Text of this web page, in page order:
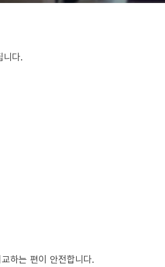
니다.
하는 편이 안전합니다.